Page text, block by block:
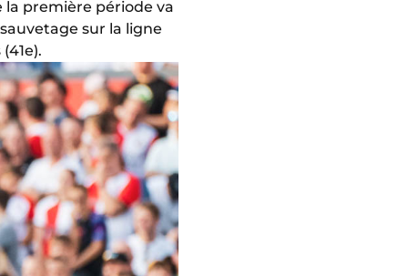
la première période va
sur la ligne